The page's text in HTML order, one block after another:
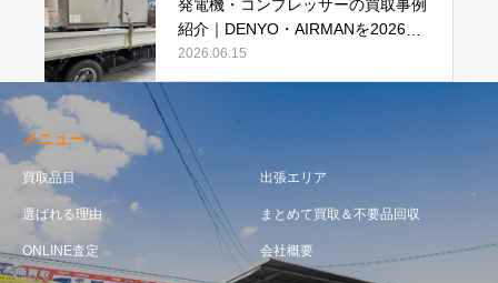
発電機・コンプレッサーの買取事例
紹介｜DENYO・AIRMANを2026年6
月も買取強化中
2026.06.15
メニュー
買取品目 出張エリア
選ばれる理由 まとめて買取＆不要品回収
ONLINE査定 会社概要